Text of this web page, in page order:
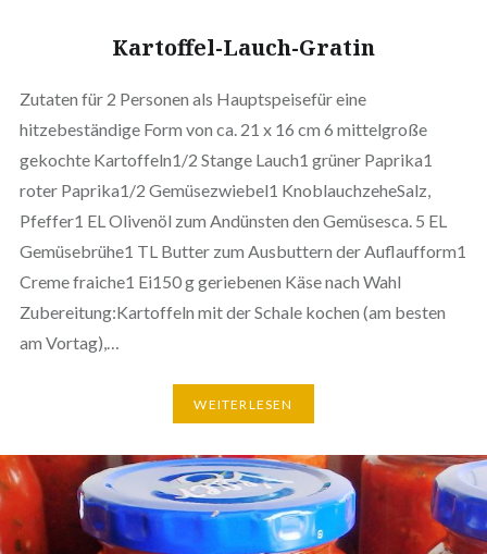
Kartoffel-Lauch-Gratin
Zutaten für 2 Personen als Hauptspeisefür eine
hitzebeständige Form von ca. 21 x 16 cm 6 mittelgroße
gekochte Kartoffeln1/2 Stange Lauch1 grüner Paprika1
roter Paprika1/2 Gemüsezwiebel1 KnoblauchzeheSalz,
Pfeffer1 EL Olivenöl zum Andünsten den Gemüsesca. 5 EL
Gemüsebrühe1 TL Butter zum Ausbuttern der Auflaufform1
Creme fraiche1 Ei150 g geriebenen Käse nach Wahl
Zubereitung:Kartoffeln mit der Schale kochen (am besten
am Vortag),…
WEITERLESEN